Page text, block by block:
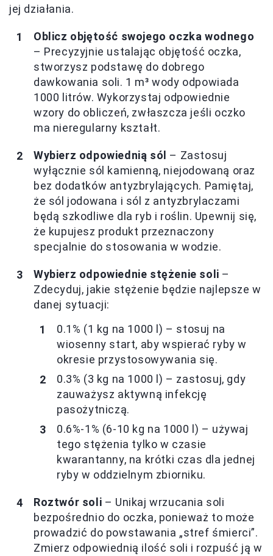
jej działania.
Oblicz objętość swojego oczka wodnego
– Precyzyjnie ustalając objętość oczka,
stworzysz podstawę do dobrego
dawkowania soli. 1 m³ wody odpowiada
1000 litrów. Wykorzystaj odpowiednie
wzory do obliczeń, zwłaszcza jeśli oczko
ma nieregularny kształt.
Wybierz odpowiednią sól – Zastosuj
wyłącznie sól kamienną, niejodowaną oraz
bez dodatków antyzbrylających. Pamiętaj,
że sól jodowana i sól z antyzbrylaczami
będą szkodliwe dla ryb i roślin. Upewnij się,
że kupujesz produkt przeznaczony
specjalnie do stosowania w wodzie.
Wybierz odpowiednie stężenie soli –
Zdecyduj, jakie stężenie będzie najlepsze w
danej sytuacji:
0.1% (1 kg na 1000 l) – stosuj na
wiosenny start, aby wspierać ryby w
okresie przystosowywania się.
0.3% (3 kg na 1000 l) – zastosuj, gdy
zauważysz aktywną infekcję
pasożytniczą.
0.6%-1% (6-10 kg na 1000 l) – używaj
tego stężenia tylko w czasie
kwarantanny, na krótki czas dla jednej
ryby w oddzielnym zbiorniku.
Roztwór soli – Unikaj wrzucania soli
bezpośrednio do oczka, ponieważ to może
prowadzić do powstawania „stref śmierci”.
Zmierz odpowiednią ilość soli i rozpuść ją w